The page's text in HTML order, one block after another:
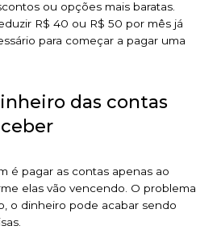
ou opções mais baratas.
R$ 40 ou R$ 50 por mês já
para começar a pagar uma
das contas
é pagar as contas apenas ao
elas vão vencendo. O problema
o dinheiro pode acabar sendo